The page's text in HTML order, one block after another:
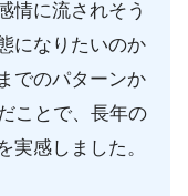
情に流されそう
になりたいのか
でのパターンか
ことで、長年の
実感しました。